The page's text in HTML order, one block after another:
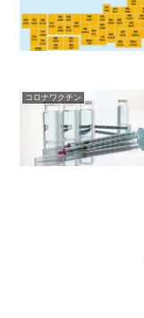
コロナワクチン